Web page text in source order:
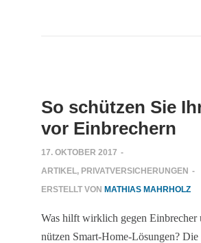
So schützen Sie
vor Einbrechern
17. OKTOBER 2017 -
ARTIKEL, PRIVATVERSICHERUNGEN -
ERSTELLT VON MATHIAS MAHRHOLZ
Was hilft wirklich gegen Einbrecher
nützen Smart-Home-Lösungen?